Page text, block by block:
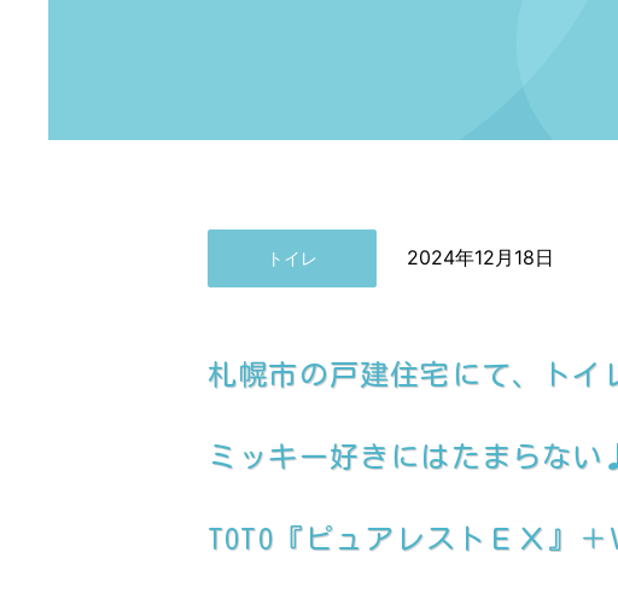
トイレ 2024年12月18日
札幌市の戸建住宅にて、トイ
ミッキー好きにはたまらない
TOTO『ピュアレストＥＸ』